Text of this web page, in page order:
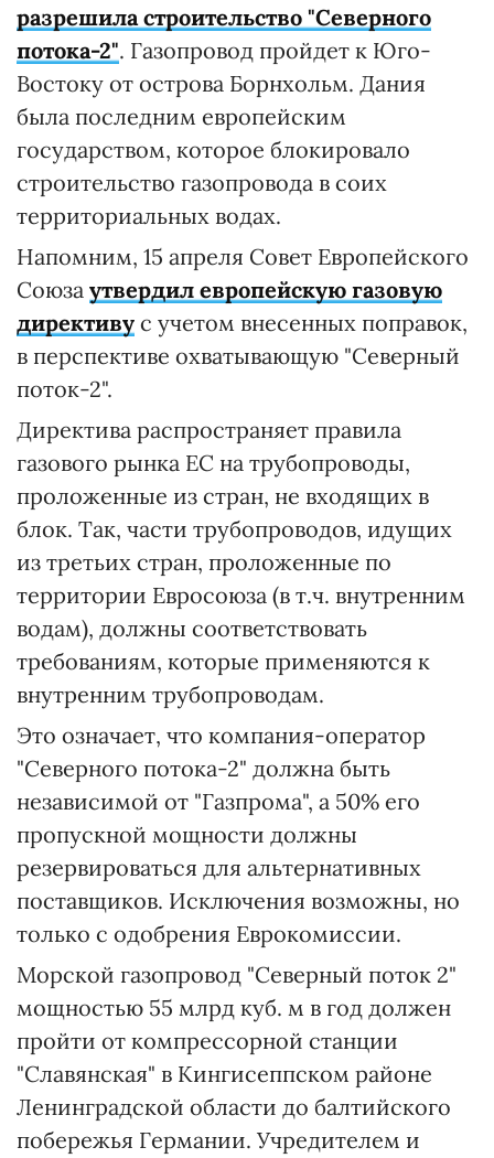
разрешила строительство "Северного
потока-2". Газопровод пройдет к Юго-
Востоку от острова Борнхольм. Дания
была последним европейским
государством, которое блокировало
строительство газопровода в соих
территориальных водах.
Напомним, 15 апреля Совет Европейского
Союза утвердил европейскую газовую
директиву с учетом внесенных поправок,
в перспективе охватывающую "Северный
поток-2".
Директива распространяет правила
газового рынка ЕС на трубопроводы,
проложенные из стран, не входящих в
блок. Так, части трубопроводов, идущих
из третьих стран, проложенные по
территории Евросоюза (в т.ч. внутренним
водам), должны соответствовать
требованиям, которые применяются к
внутренним трубопроводам.
Это означает, что компания-оператор
"Северного потока-2" должна быть
независимой от "Газпрома", а 50% его
пропускной мощности должны
резервироваться для альтернативных
поставщиков. Исключения возможны, но
только с одобрения Еврокомиссии.
Морской газопровод "Северный поток 2"
мощностью 55 млрд куб. м в год должен
пройти от компрессорной станции
"Славянская" в Кингисеппском районе
Ленинградской области до балтийского
побережья Германии. Учредителем и